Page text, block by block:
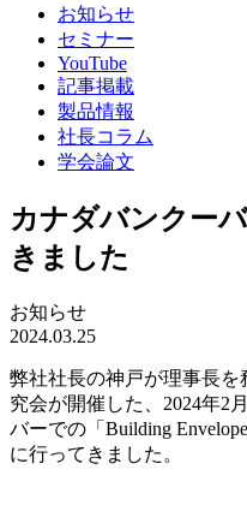
お知らせ
セミナー
YouTube
記事掲載
製品情報
社長コラム
学会論文
カナダバンクー
きました
お知らせ
2024.03.25
弊社社長の神戸が理事長
究会が開催した、 2024年2 月
バーでの「 Building Envelope
に行ってきました。